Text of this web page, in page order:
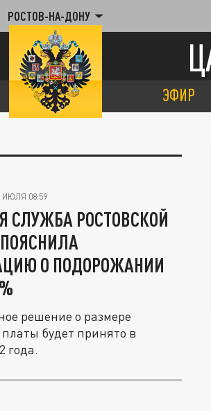
РОСТОВ-НА-ДОНУ
ЭФИР
ИЮЛЯ 08:59
СЛУЖБА РОСТОВСКОЙ
О ПОДОРОЖАНИИ
решение о размере
будет принято в
года.